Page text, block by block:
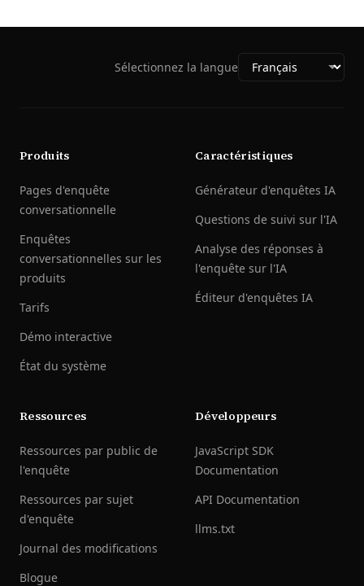
Sélectionnez la langue
Produits
Pages d'enquête
conversationnelle
Enquêtes
conversationnelles sur les
produits
Tarifs
Démo interactive
État du système
Caractéristiques
Générateur d'enquêtes IA
Questions de suivi sur l'IA
Analyse des réponses à
l'enquête sur l'IA
Éditeur d'enquêtes IA
Ressources
Ressources par public de
l'enquête
Ressources par sujet
d'enquête
Journal des modifications
Blogue
Développeurs
JavaScript SDK
Documentation
API Documentation
llms.txt